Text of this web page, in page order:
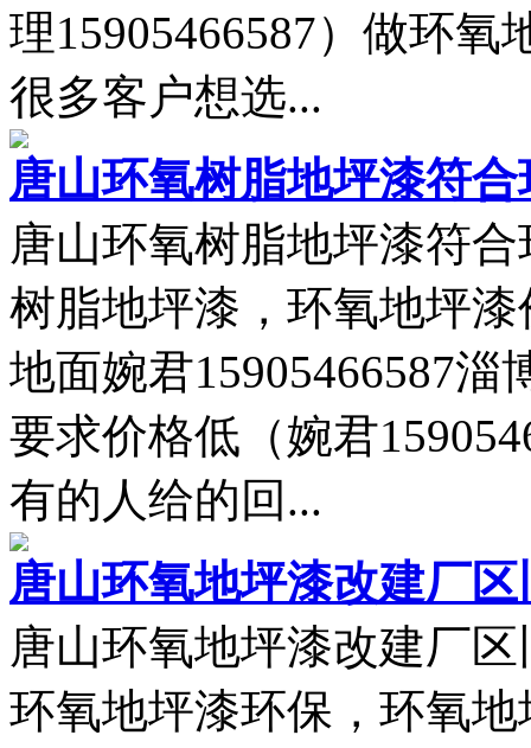
理15905466587）做环
很多客户想选...
唐山环氧树脂地坪漆符
唐山环氧树脂地坪漆符
树脂地坪漆，环氧地坪
地面婉君15905466587
要求价格低（婉君
有的人给的回...
唐山环氧地坪漆改建厂
唐山环氧地坪漆改建厂
环氧地坪漆环保，环氧